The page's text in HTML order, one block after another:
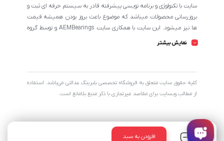
تعداد
افزودن به سبد
سایت با تکنولوژی و برنامه نویسی پیشرفته قادر به سیستم حرفه ای ثبت و
بروزرسانی محصولات میباشد که موضوع باعث بروز بودن همیشه قیمت
ها نیز میشود. این سایت با همکاری سایت AEMBearings و توسط گروه
فروشگاه انتخاب و خریداری نمایند.
نمایش بیشتر
کليه حقوق سايت متعلق به فروشگاه تخصصی بلبرینگ عدالتی می‌باشد. استفاده
از مطالب وبسایت برای مقاصد غیرتجاری با ذکر منبع بلامانع است.